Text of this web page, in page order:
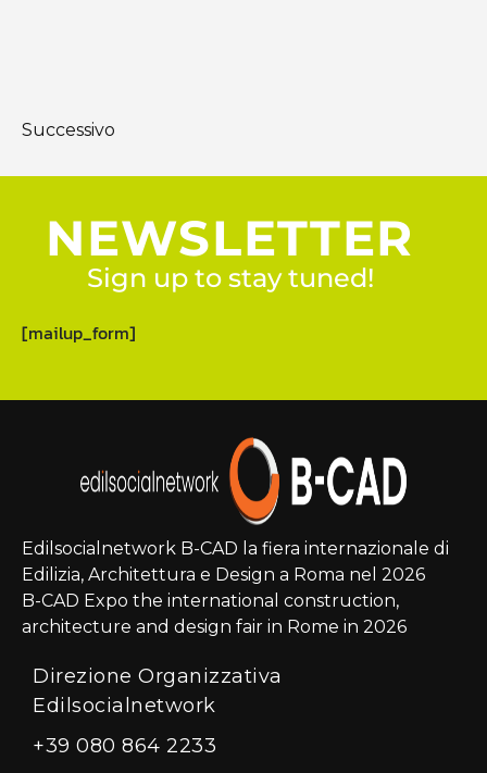
Successivo
NEWSLETTER
Sign up to stay tuned!
[mailup_form]
Edilsocialnetwork B-CAD la fiera internazionale di
Edilizia, Architettura e Design a Roma nel 2026
B-CAD Expo the international construction,
architecture and design fair in Rome in 2026
Direzione Organizzativa
Edilsocialnetwork
+39 080 864 2233